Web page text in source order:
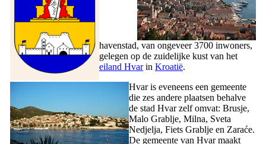
havenstad, van ongeveer 3700 inwoners,
gelegen op de zuidelijke kust van het
eiland Hvarin Kroatië.
Hvar is eveneens een gemeente
die zes andere plaatsen behalve
de stad Hvar zelf omvat: Brusje,
Malo Grablje, Milna, Sveta
Nedjelja, Fiets Grablje en Zaraće.
De gemeente van Hvar maakt